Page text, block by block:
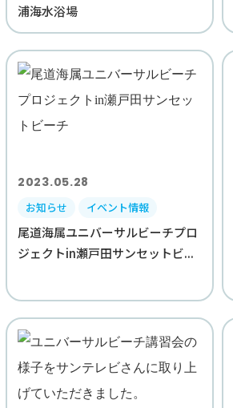
浦海水浴場
2023.05.28
お知らせ イベント情報
尾道海属ユニバーサルビーチプロ
ジェクトin瀬戸田サンセットビ...